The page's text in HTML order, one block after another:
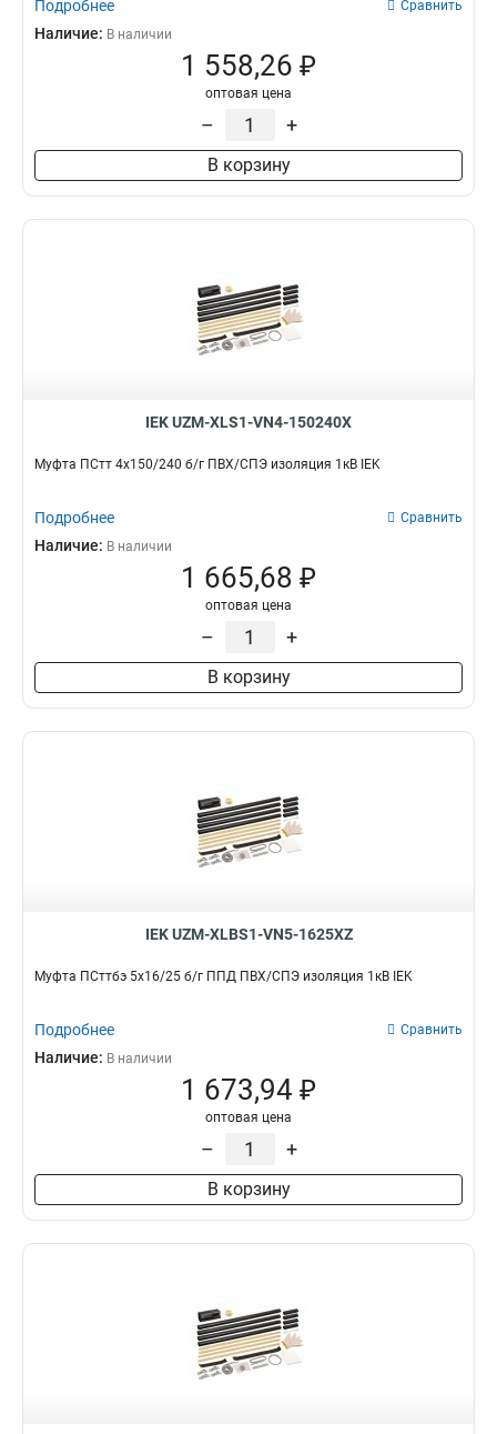
Подробнее Сравнить
Наличие: В наличии
1 558,26 ₽
оптовая цена
– +
В корзину
IEK UZM-XLS1-VN4-150240X
Муфта ПСтт 4х150/240 б/г ПВХ/СПЭ изоляция 1кВ IEK
Подробнее Сравнить
Наличие: В наличии
1 665,68 ₽
оптовая цена
– +
В корзину
IEK UZM-XLBS1-VN5-1625XZ
Муфта ПСттбэ 5х16/25 б/г ППД ПВХ/СПЭ изоляция 1кВ IEK
Подробнее Сравнить
Наличие: В наличии
1 673,94 ₽
оптовая цена
– +
В корзину